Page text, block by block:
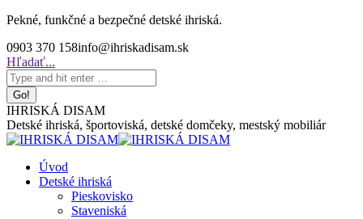
Skip
content
Pekné, funkčné a bezpečné detské ihriská.
0903 370 158info@ihriskadisam.sk
Search:
Hľadať...
IHRISKÁ DISAM
Detské ihriská, športoviská, detské domčeky, mestský mobiliár
Úvod
Detské ihriská
Pieskovisko
Staveniská